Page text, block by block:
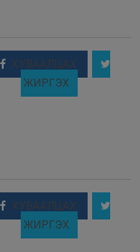
ХУВААЛЦАХ
ЖИРГЭХ
ХУВААЛЦАХ
ЖИРГЭХ